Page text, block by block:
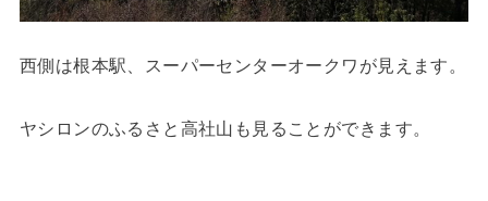
西側は根本駅、スーパーセンターオークワが見えます。
ヤシロンのふるさと高社山も見ることができます。